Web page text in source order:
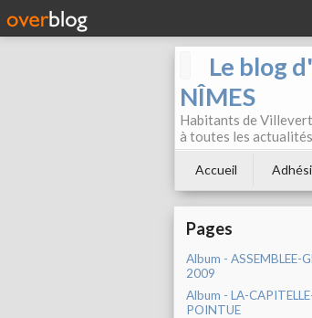
Le blog
NÎMES
Habitants de
à toutes les
Accueil
Pages
Album - ASSEMBLEE-
2009
Album - LA-
POINTUE